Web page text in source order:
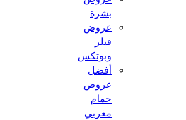
بشرة
عروض
وبوتكس
أفضل
عروض
حمام
مغربي